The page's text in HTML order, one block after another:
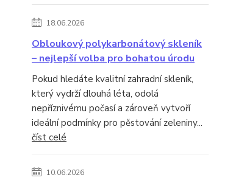
18.06.2026
Obloukový polykarbonátový skleník
– nejlepší volba pro bohatou úrodu
Pokud hledáte kvalitní zahradní skleník,
který vydrží dlouhá léta, odolá
nepříznivému počasí a zároveň vytvoří
ideální podmínky pro pěstování zeleniny...
číst celé
10.06.2026